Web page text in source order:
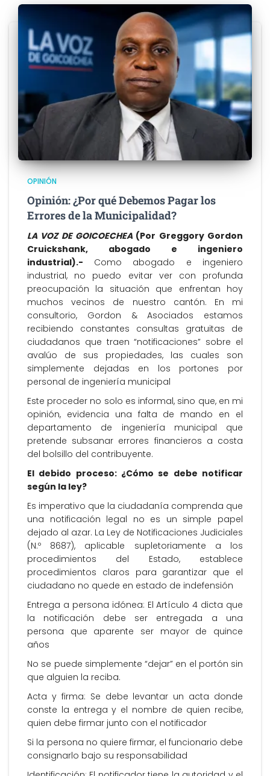
OPINIÓN
Opinión: ¿Por qué Debemos Pagar los
Errores de la Municipalidad?
LA VOZ DE GOICOECHEA (Por Greggory Gordon
Cruickshank, abogado e ingeniero
industrial).- Como abogado e ingeniero
industrial, no puedo evitar ver con profunda
preocupación la situación que enfrentan hoy
muchos vecinos de nuestro cantón. En mi
consultorio, Gordon & Asociados estamos
recibiendo constantes consultas gratuitas de
ciudadanos que traen “notificaciones” sobre el
avalúo de sus propiedades, las cuales son
simplemente dejadas en los portones por
personal de ingeniería municipal
Este proceder no solo es informal, sino que, en mi
opinión, evidencia una falta de mando en el
departamento de ingeniería municipal que
pretende subsanar errores financieros a costa
del bolsillo del contribuyente.
El debido proceso: ¿Cómo se debe notificar
según la ley?
Es imperativo que la ciudadanía comprenda que
una notificación legal no es un simple papel
dejado al azar. La Ley de Notificaciones Judiciales
(N.º 8687), aplicable supletoriamente a los
procedimientos del Estado, establece
procedimientos claros para garantizar que el
ciudadano no quede en estado de indefensión
Entrega a persona idónea: El Artículo 4 dicta que
la notificación debe ser entregada a una
persona que aparente ser mayor de quince
años
No se puede simplemente “dejar” en el portón sin
que alguien la reciba.
Acta y firma: Se debe levantar un acta donde
conste la entrega y el nombre de quien recibe,
quien debe firmar junto con el notificador
Si la persona no quiere firmar, el funcionario debe
consignarlo bajo su responsabilidad